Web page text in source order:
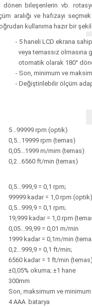
dönen bileşenlerin vb.
aralığı ve hafızayı
kullanıma hazır bir
- 5 haneli LCD ekrana
veya temassız olmasına
otomatik olarak 180°
- Son, minimum ve
- Değiştirilebilir ölçüm
5...99999 rpm (optik)
0,5...19999 rpm (temas)
0,05...1999 m/mim (temas)
0,2...6560 ft/min (temas)
0,5...999,9 = 0,1 rpm;
99999 kadar = 1,0 rpm (optik)
0,5...999,9 = 0,1 rpm;
19,999 kadar = 1,0 rpm
0,05...99,99 = 0,01 m/min
1999 kadar = 0,1m/min
0,2...999,9 = 0,1 ft/min;
6560 kadar = 1 ft/min
±0,05% okuma; ±1 hane
300mm
Son, maksimum ve
4 AAA batarya